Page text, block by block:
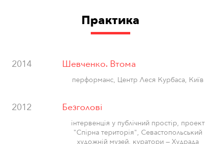
Практика
2014 Шевченко. Втома
перформанс, Центр Леся Курбаса, Київ
2012 Безголові
інтервенція у публічний простір, проект
"Спірна територія", Севастопольський
художній музей, куратори — Худрада